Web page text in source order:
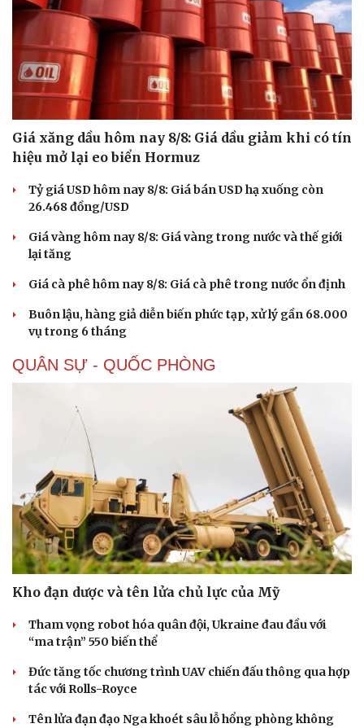
Sức khỏe
Cây thuốc
Đời sống
Blog
Giá xăng dầu hôm nay 8/8: Giá dầu giảm khi có tín
hiệu mở lại eo biển Hormuz
Tỷ giá USD hôm nay 8/8: Giá bán USD hạ xuống còn
26.468 đồng/USD
Giá vàng hôm nay 8/8: Giá vàng trong nước và thế giới
lại tăng
Giá cà phê hôm nay 8/8: Giá cà phê trong nước ổn định
Buôn lậu, hàng giả diễn biến phức tạp, xử lý gần 68.000
vụ trong 6 tháng
QUÂN SỰ - QUỐC PHÒNG
Kho đạn dược và tên lửa chủ lực của Mỹ
Tham vọng robot hóa quân đội, Ukraine đau đầu với
“ma trận” 550 biến thể
Đức tăng tốc chương trình UAV chiến đấu thông qua hợp
tác với Rolls-Royce
Tên lửa đạn đạo Nga khoét sâu lỗ hổng phòng không